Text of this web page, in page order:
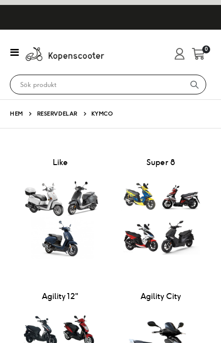
Växla
Nav
Cart
0
HEM RESERVDELAR KYMCO
Like Super 8
Agility 12" Agility City